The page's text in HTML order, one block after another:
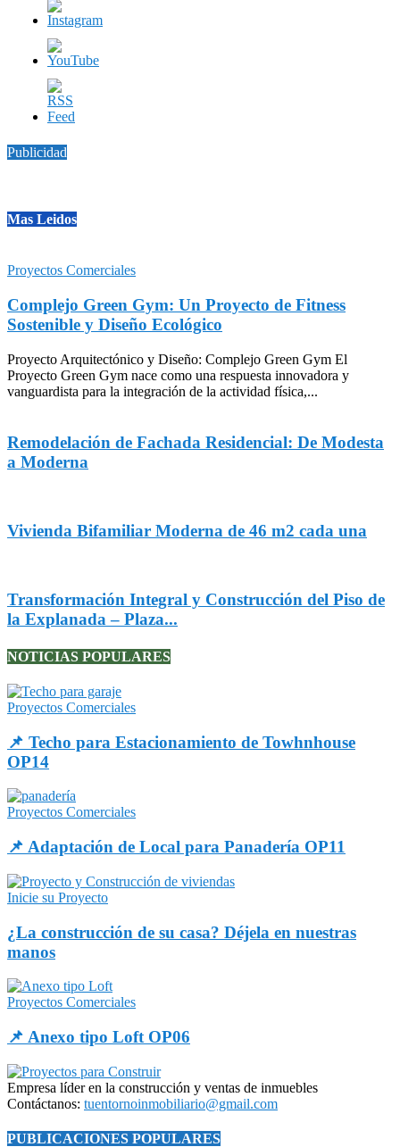
Publicidad
Mas Leidos
Proyectos Comerciales
Complejo Green Gym: Un Proyecto de Fitness
Sostenible y Diseño Ecológico
Proyecto Arquitectónico y Diseño: Complejo Green Gym El
Proyecto Green Gym nace como una respuesta innovadora y
vanguardista para la integración de la actividad física,...
Remodelación de Fachada Residencial: De Modesta
a Moderna
Vivienda Bifamiliar Moderna de 46 m2 cada una
Transformación Integral y Construcción del Piso de
la Explanada – Plaza...
NOTICIAS POPULARES
Proyectos Comerciales
📌 Techo para Estacionamiento de Towhnhouse
OP14
Proyectos Comerciales
📌 Adaptación de Local para Panadería OP11
Inicie su Proyecto
¿La construcción de su casa? Déjela en nuestras
manos
Proyectos Comerciales
📌 Anexo tipo Loft OP06
Empresa líder en la construcción y ventas de inmuebles
Contáctanos: tuentornoinmobiliario@gmail.com
PUBLICACIONES POPULARES